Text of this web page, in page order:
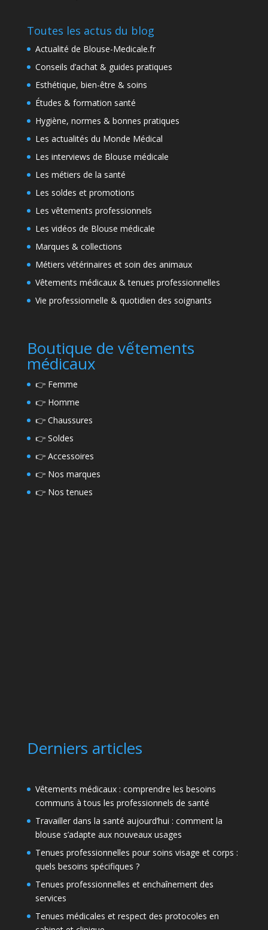
Toutes les actus du blog
Actualité de Blouse-Medicale.fr
Conseils d’achat & guides pratiques
Esthétique, bien-être & soins
Études & formation santé
Hygiène, normes & bonnes pratiques
Les actualités du Monde Médical
Les interviews de Blouse médicale
Les métiers de la santé
Les soldes et promotions
Les vêtements professionnels
Les vidéos de Blouse médicale
Marques & collections
Métiers vétérinaires et soin des animaux
Vêtements médicaux & tenues professionnelles
Vie professionnelle & quotidien des soignants
Boutique de vếtements
médicaux
👉 Femme
👉 Homme
👉 Chaussures
👉 Soldes
👉 Accessoires
👉 Nos marques
👉 Nos tenues
Derniers articles
Vêtements médicaux : comprendre les besoins
communs à tous les professionnels de santé
Travailler dans la santé aujourd’hui : comment la
blouse s’adapte aux nouveaux usages
Tenues professionnelles pour soins visage et corps :
quels besoins spécifiques ?
Tenues professionnelles et enchaînement des
services
Tenues médicales et respect des protocoles en